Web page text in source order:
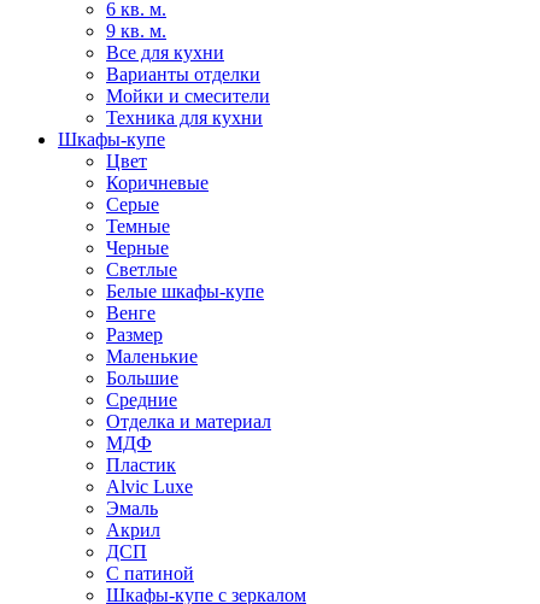
6 кв. м.
9 кв. м.
Все для кухни
Варианты отделки
Мойки и смесители
Техника для кухни
Шкафы-купе
Цвет
Коричневые
Серые
Темные
Черные
Светлые
Белые шкафы-купе
Венге
Размер
Маленькие
Большие
Средние
Отделка и материал
МДФ
Пластик
Alvic Luxe
Эмаль
Акрил
ДСП
С патиной
Шкафы-купе с зеркалом